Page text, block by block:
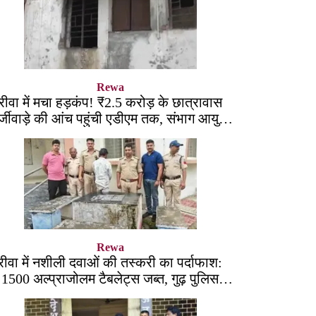
Rewa
में मचा हड़कंप! ₹2.5 करोड़ के छात्रावास
की आंच पहुंची एडीएम तक, संभाग आयुक्त
को भेजा एक्शन लेटर
Rewa
में नशीली दवाओं की तस्करी का पर्दाफाश:
1500 अल्प्राजोलम टैबलेट्स जब्त, गुढ़ पुलिस
खंगाल रही सप्लाई चेन